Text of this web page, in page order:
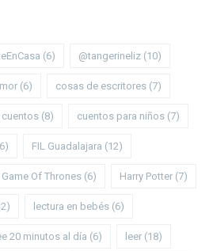
(6) @tangerineliz (10)
(6) cosas de escritores (7)
cuentos (8) cuentos para niños (7)
FIL Guadalajara (12)
Game Of Thrones (6) Harry Potter (7)
lectura en bebés (6)
20 minutos al día (6) leer (18)